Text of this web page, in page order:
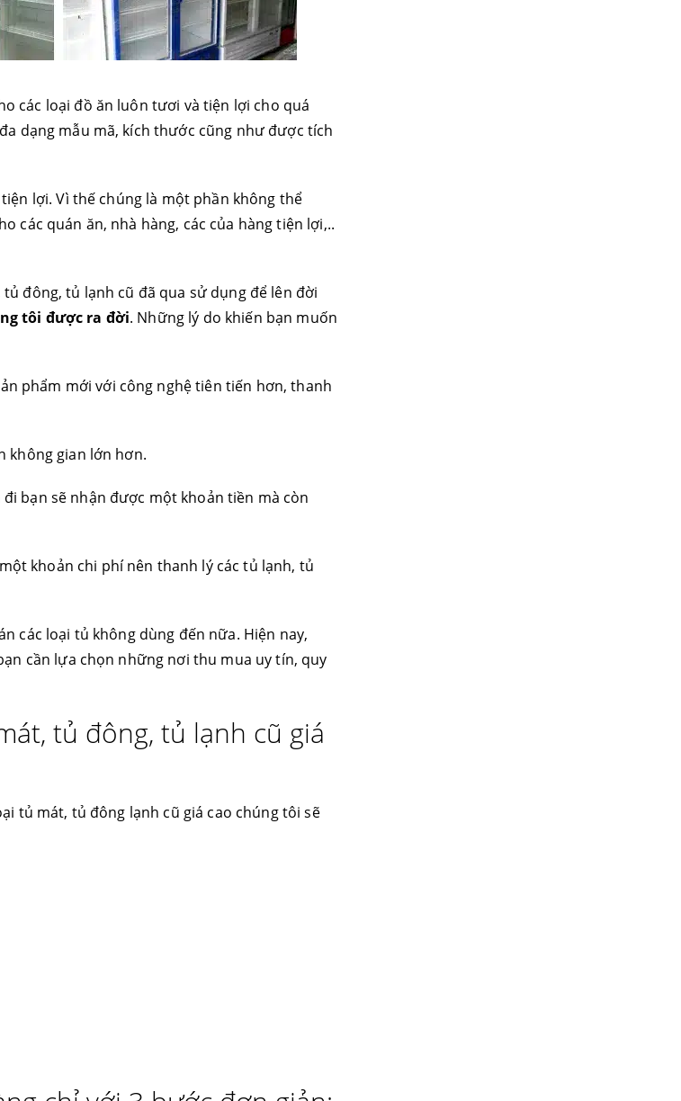
các loại đồ ăn luôn tươi và tiện lợi cho quá
dạng mẫu mã, kích thước cũng như được tích
lợi. Vì thế chúng là một phần không thể
các quán ăn, nhà hàng, các của hàng tiện lợi,..
đông, tủ lạnh cũ đã qua sử dụng để lên đời
tôi được ra đời. Những lý do khiến bạn muốn
phẩm mới với công nghệ tiên tiến hơn, thanh
không gian lớn hơn.
bạn sẽ nhận được một khoản tiền mà còn
khoản chi phí nên thanh lý các tủ lạnh, tủ
các loại tủ không dùng đến nữa. Hiện nay,
cần lựa chọn những nơi thu mua uy tín, quy
tủ đông, tủ lạnh cũ giá
tủ mát, tủ đông lạnh cũ giá cao chúng tôi sẽ